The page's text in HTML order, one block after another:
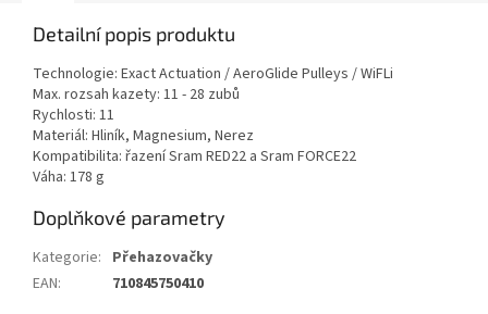
Detailní popis produktu
Technologie: Exact Actuation / AeroGlide Pulleys / WiFLi
Max. rozsah kazety: 11 - 28 zubů
Rychlosti: 11
Materiál: Hliník, Magnesium, Nerez
Kompatibilita: řazení Sram RED22 a Sram FORCE22
Váha: 178 g
Doplňkové parametry
Kategorie: Přehazovačky
EAN: 710845750410